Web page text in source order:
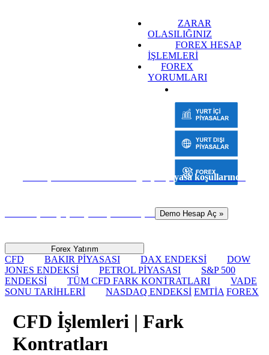
ZARAR
OLASILIĞINIZ
FOREX HESAP
İŞLEMLERİ
FOREX
YORUMLARI
Sanal para ile risk almadan gerçek piyasa koşullarında
Demo Hesap Aç »
Forex Yatırım
CFD BAKIR PİYASASI DAX ENDEKSİ
DOW
JONES ENDEKSİ
PETROL PİYASASI
S&P 500
ENDEKSİ
TÜM CFD FARK KONTRATLARI
VADE
SONU TARİHLERİ
NASDAQ ENDEKSİ EMTİA FOREX
CFD İşlemleri | Fark
Kontratları